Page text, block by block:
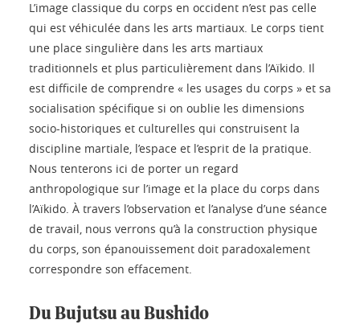
L’image classique du corps en occident n’est pas celle
qui est véhiculée dans les arts martiaux. Le corps tient
une place singulière dans les arts martiaux
traditionnels et plus particulièrement dans l’Aïkido. Il
est difficile de comprendre « les usages du corps » et sa
socialisation spécifique si on oublie les dimensions
socio-historiques et culturelles qui construisent la
discipline martiale, l’espace et l’esprit de la pratique.
Nous tenterons ici de porter un regard
anthropologique sur l’image et la place du corps dans
l’Aïkido. À travers l’observation et l’analyse d’une séance
de travail, nous verrons qu’à la construction physique
du corps, son épanouissement doit paradoxalement
correspondre son effacement.
Du Bujutsu au Bushido